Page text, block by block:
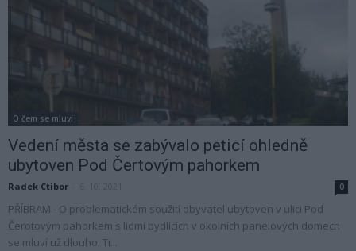
O čem se mluví
Vedení města se zabývalo peticí ohledně
ubytoven Pod Čertovým pahorkem
Radek Ctibor 0
PŘÍBRAM - O problematickém soužití obyvatel ubytoven v ulici Pod
Čerotovým pahorkem s lidmi bydlících v okolních panelových domech
se mluví už dlouho. Ti...